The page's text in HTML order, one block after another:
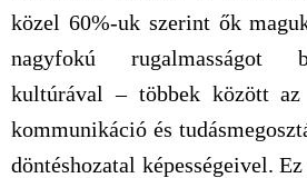
közel 60%-uk szerint ők
nagyfokú rugalmasságot
kultúrával – többek között az
kommunikáció és
döntéshozatal képességeivel.